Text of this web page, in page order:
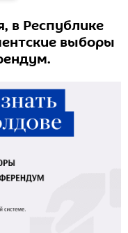
в Республике
выборы